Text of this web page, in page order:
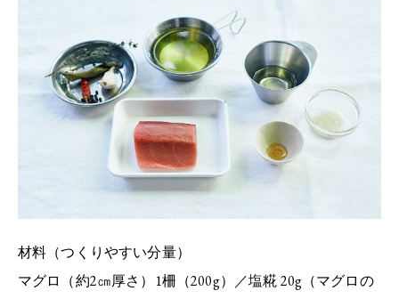
材料（つくりやすい分量）
マグロ（約2㎝厚さ）1柵（200g）／塩糀 20g（マグロの